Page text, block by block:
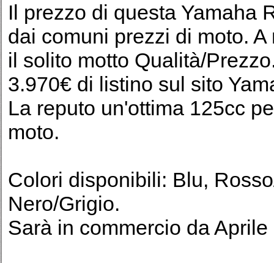
Il prezzo di questa Yamaha
dai comuni prezzi di moto.
il solito motto Qualità/
3.970€ di listino sul sito
La reputo un'ottima 125cc
moto.
Colori disponibili: Blu,
Nero/Grigio.
Sarà in commercio da Aprile